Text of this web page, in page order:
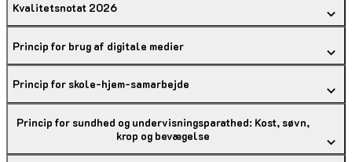
Kvalitetsnotat 2026
Princip for brug af digitale medier
Princip for skole-hjem-samarbejde
Princip for sundhed og undervisningsparathed: Kost, søvn,
krop og bevægelse